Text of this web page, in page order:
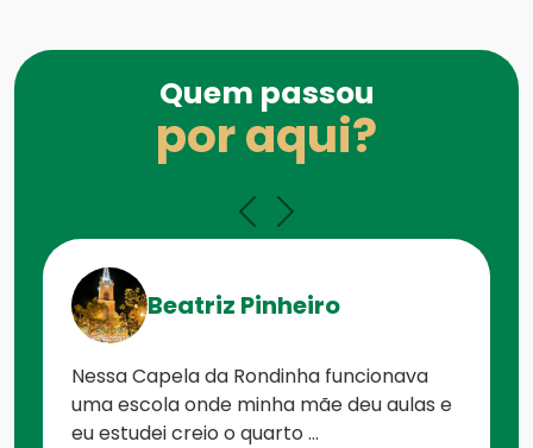
Quem passou
por aqui?
Beatriz Pinheiro
Nessa Capela da Rondinha funcionava
uma escola onde minha mãe deu aulas e
eu estudei creio o quarto ...